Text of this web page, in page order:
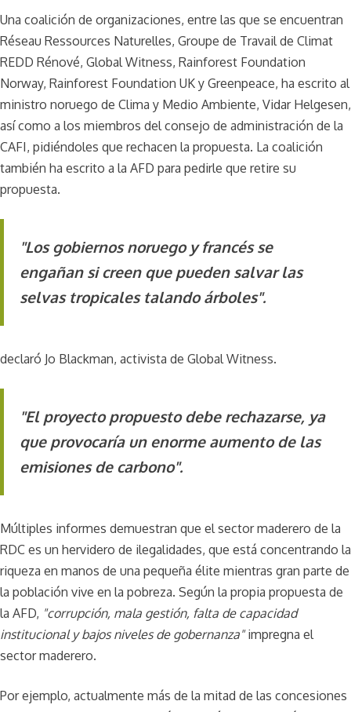
Una coalición de organizaciones, entre las que se encuentran
Réseau Ressources Naturelles, Groupe de Travail de Climat
REDD Rénové, Global Witness, Rainforest Foundation
Norway, Rainforest Foundation UK y Greenpeace, ha escrito al
ministro noruego de Clima y Medio Ambiente, Vidar Helgesen,
así como a los miembros del consejo de administración de la
CAFI, pidiéndoles que rechacen la propuesta. La coalición
también ha escrito a la AFD para pedirle que retire su
propuesta.
"Los gobiernos noruego y francés se
engañan si creen que pueden salvar las
selvas tropicales talando árboles".
declaró Jo Blackman, activista de Global Witness.
"El proyecto propuesto debe rechazarse, ya
que provocaría un enorme aumento de las
emisiones de carbono".
Múltiples informes demuestran que el sector maderero de la
RDC es un hervidero de ilegalidades, que está concentrando la
riqueza en manos de una pequeña élite mientras gran parte de
la población vive en la pobreza. Según la propia propuesta de
la AFD, "corrupción, mala gestión, falta de capacidad
institucional y bajos niveles de gobernanza"impregna el
sector maderero.
Por ejemplo, actualmente más de la mitad de las concesiones